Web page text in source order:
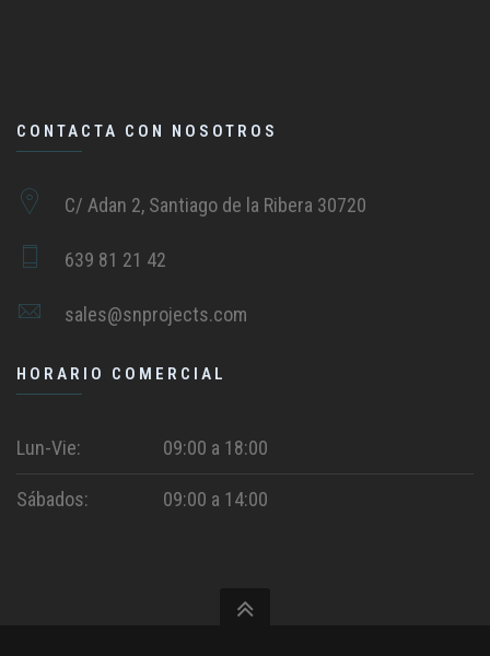
CONTACTA CON NOSOTROS
C/ Adan 2, Santiago de la Ribera 30720
639 81 21 42
sales@snprojects.com
HORARIO COMERCIAL
Lun-Vie: 09:00 a 18:00
Sábados: 09:00 a 14:00